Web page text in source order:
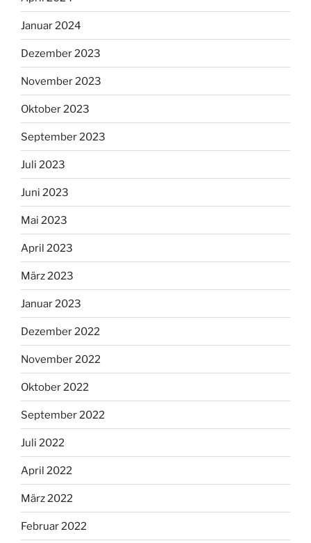
Januar 2024
Dezember 2023
November 2023
Oktober 2023
September 2023
Juli 2023
Juni 2023
Mai 2023
April 2023
März 2023
Januar 2023
Dezember 2022
November 2022
Oktober 2022
September 2022
Juli 2022
April 2022
März 2022
Februar 2022